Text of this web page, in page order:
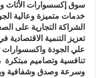
سوق إكسسوارات الأثاث
خدمات متميزة وعالية
الشراكة التجارية على
تعزيز التنمية الاقتصادية
علي الجودة واكسسوارات
تنافسية وتصاميم مبتكرة
وسرعة وصدق وشفافية